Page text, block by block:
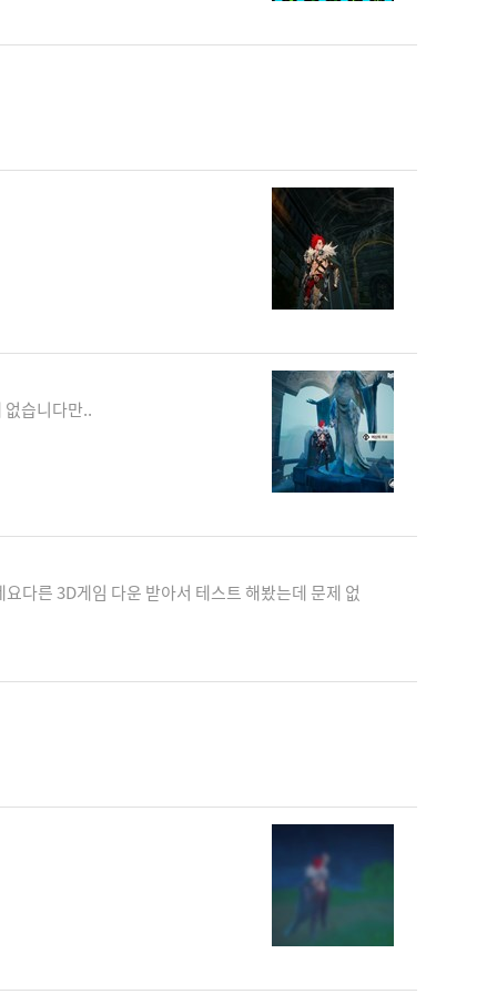
없습니다만..
다른 3D게임 다운 받아서 테스트 해봤는데 문제 없